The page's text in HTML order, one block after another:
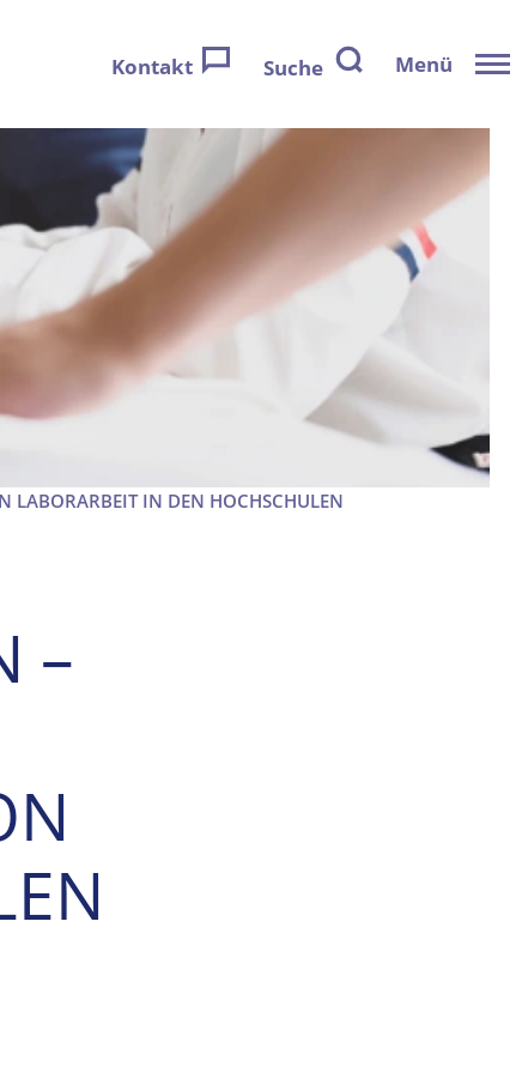
Kontakt Suche Menü
LABORARBEIT IN DEN HOCHSCHULEN
–